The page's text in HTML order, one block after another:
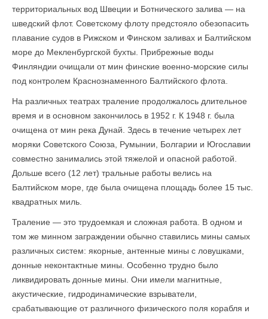
территориальных вод Швеции и Ботнического залива — на
шведский флот. Советскому флоту предстояло обезопасить
плавание судов в Рижском и Финском заливах и Балтийском
море до Мекленбургской бухты. Прибрежные воды
Финляндии очищали от мин финские военно-морские силы
под контролем Краснознаменного Балтийского флота.
На различных театрах траление продолжалось длительное
время и в основном закончилось в 1952 г. К 1948 г. была
очищена от мин река Дунай. Здесь в течение четырех лет
моряки Советского Союза, Румынии, Болгарии и Югославии
совместно занимались этой тяжелой и опасной работой.
Дольше всего (12 лет) тральные работы велись на
Балтийском море, где была очищена площадь более 15 тыс.
квадратных миль.
Траление — это трудоемкая и сложная работа. В одном и
том же минном заграждении обычно ставились мины самых
различных систем: якорные, антенные мины с ловушками,
донные неконтактные мины. Особенно трудно было
ликвидировать донные мины. Они имели магнитные,
акустические, гидродинамические взрыватели,
срабатывающие от различного физического поля корабля и